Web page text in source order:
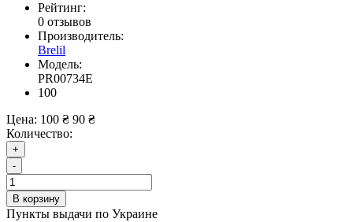
Рейтинг:
0 отзывов
Производитель:
Brelil
Модель:
PR00734E
100
Цена: 100 ₴ 90 ₴
Количество:
+
-
В корзину
Пункты выдачи по Украине